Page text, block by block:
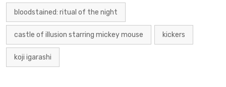
bloodstained: ritual of the night
castle of illusion starring mickey mouse kickers
koji igarashi